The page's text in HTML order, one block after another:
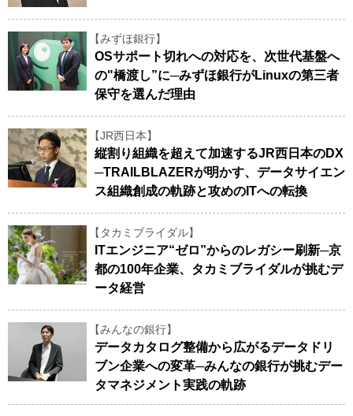
【みずほ銀行】
OSサポート切れへの対応を、次世代基盤へ
の"橋渡し”に─みずほ銀行がLinuxの第三者
保守を選んだ理由
【JR西日本】
縦割り組織を超えて加速するJR西日本のDX
─TRAILBLAZERが明かす、データサイエン
ス組織創成の軌跡と攻めのITへの転換
【タカミブライダル】
ITエンジニア“ゼロ”からのレガシー刷新─京
都の100年企業、タカミブライダルが挑むデ
ータ経営
【みんなの銀行】
データカタログ整備から広がるデータドリ
ブン企業への変革─みんなの銀行が挑むデー
タマネジメント実践の軌跡